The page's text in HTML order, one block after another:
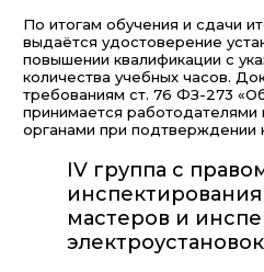
По итогам обучения и сдачи
выдаётся удостоверение
повышении квалификации с
количества учебных часов.
требованиям ст. 76 ФЗ-273
принимается
органами при подтверждении
IV группа с
мастеров и